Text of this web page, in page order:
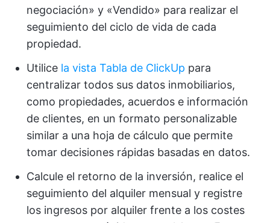
negociación» y «Vendido» para realizar el
seguimiento del ciclo de vida de cada
propiedad.
Utilice la vista Tabla de ClickUp para
centralizar todos sus datos inmobiliarios,
como propiedades, acuerdos e información
de clientes, en un formato personalizable
similar a una hoja de cálculo que permite
tomar decisiones rápidas basadas en datos.
Calcule el retorno de la inversión, realice el
seguimiento del alquiler mensual y registre
los ingresos por alquiler frente a los costes